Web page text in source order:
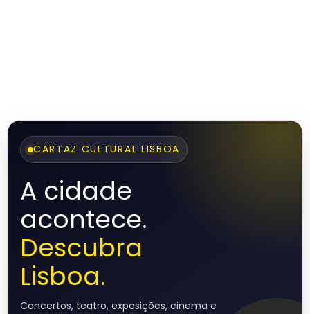
CARTAZ CULTURAL LISBOA
A cidade
acontece.
Descubra
Lisboa.
Concertos, teatro, exposições, cinema e